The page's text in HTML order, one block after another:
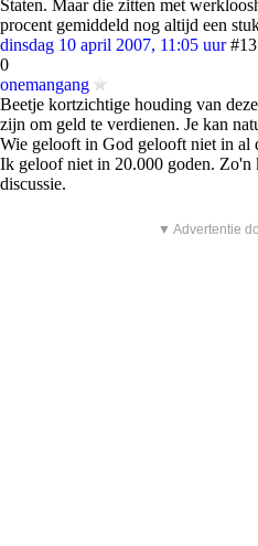
Staten. Maar die zitten met
procent gemiddeld nog altijd een
dinsdag 10 april 2007, 11:05 uur #13
0
onemangang
Beetje kortzichtige houding van
zijn om geld te verdienen. Je kan
Wie gelooft in God gelooft niet in al
Ik geloof niet in 20.000 goden. Zo'n
discussie.
▼ Advertentie